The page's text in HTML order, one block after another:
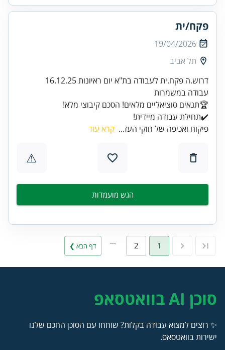
פקח/ית
19/04/2026
תל אביב
✔️תחילת עבודה מיידית!
פיקוח ואכיפה של חוקי העז... קרא עוד
⚠
הגש מועמדות
1
2 דף הבא ❯
סוכן AI בוואטסאפ
✨ רוצים למצוא עבודה בקלות? שוחחו עם הסוכן החכם שלנו
ישירות בוואטסאפ.